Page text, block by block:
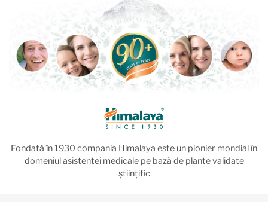
Fondată în 1930 compania Himalaya este un pionier mondial în
domeniul asistenței medicale pe bază de plante validate
științific